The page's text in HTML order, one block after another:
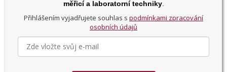
měřicí a laboratorní techniky.
Přihlášením vyjadřujete souhlas s podmínkami zpracování
osobních údajů